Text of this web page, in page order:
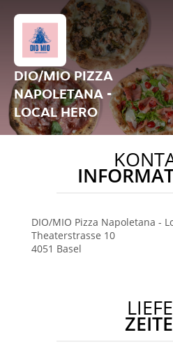
DIO/MIO PIZZA
NAPOLETANA -
LOCAL HERO
DIO/MIO Pizza Napoletana -
Theaterstrasse 10
4051 Basel